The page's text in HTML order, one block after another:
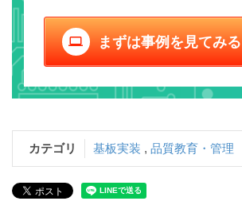
computer まずは事例を見てみる
カテゴリ 基板実装 , 品質教育・管理